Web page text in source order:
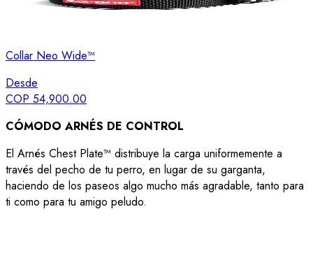
Collar Neo Wide™
Desde
COP 54,900.00
CÓMODO ARNÉS DE CONTROL
El Arnés Chest Plate™ distribuye la carga uniformemente a
través del pecho de tu perro, en lugar de su garganta,
haciendo de los paseos algo mucho más agradable, tanto para
ti como para tu amigo peludo.